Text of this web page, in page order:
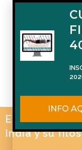
El blog de
India y su
INFO